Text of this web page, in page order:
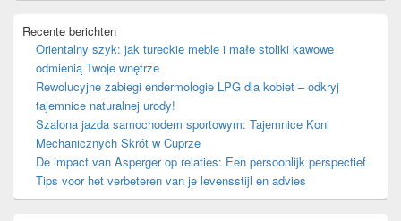
Recente berichten
Orientalny szyk: jak tureckie meble i małe stoliki kawowe
odmienią Twoje wnętrze
Rewolucyjne zabiegi endermologie LPG dla kobiet – odkryj
tajemnice naturalnej urody!
Szalona jazda samochodem sportowym: Tajemnice Koni
Mechanicznych Skrót w Cuprze
De impact van Asperger op relaties: Een persoonlijk perspectief
Tips voor het verbeteren van je levensstijl en advies